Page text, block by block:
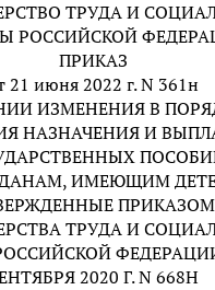
ТРУДА И
РОССИЙСКОЙ
ПРИКАЗ
21 июня 2022 г. N 361н
ИЗМЕНЕНИЯ В
НАЗНАЧЕНИЯ И
ИМЕЮЩИМ
ПРИКАЗОМ
ТРУДА И
2020 Г. N 668Н